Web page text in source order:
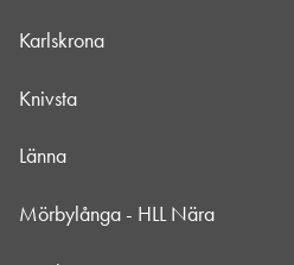
Karlskrona
Knivsta
Länna
Mörbylånga - HLL Nära